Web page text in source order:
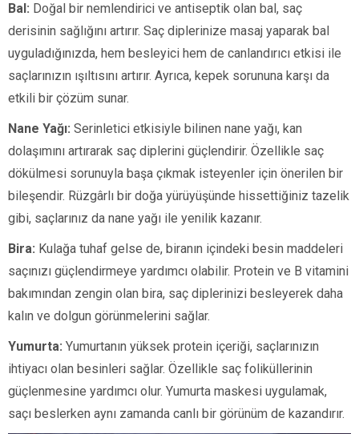
Bal: Doğal bir nemlendirici ve antiseptik olan bal, saç
derisinin sağlığını artırır. Saç diplerinize masaj yaparak bal
uyguladığınızda, hem besleyici hem de canlandırıcı etkisi ile
saçlarınızın ışıltısını artırır. Ayrıca, kepek sorununa karşı da
etkili bir çözüm sunar.
Nane Yağı: Serinletici etkisiyle bilinen nane yağı, kan
dolaşımını artırarak saç diplerini güçlendirir. Özellikle saç
dökülmesi sorunuyla başa çıkmak isteyenler için önerilen bir
bileşendir. Rüzgârlı bir doğa yürüyüşünde hissettiğiniz tazelik
gibi, saçlarınız da nane yağı ile yenilik kazanır.
Bira: Kulağa tuhaf gelse de, biranın içindeki besin maddeleri
saçınızı güçlendirmeye yardımcı olabilir. Protein ve B vitamini
bakımından zengin olan bira, saç diplerinizi besleyerek daha
kalın ve dolgun görünmelerini sağlar.
Yumurta: Yumurtanın yüksek protein içeriği, saçlarınızın
ihtiyacı olan besinleri sağlar. Özellikle saç foliküllerinin
güçlenmesine yardımcı olur. Yumurta maskesi uygulamak,
saçı beslerken aynı zamanda canlı bir görünüm de kazandırır.